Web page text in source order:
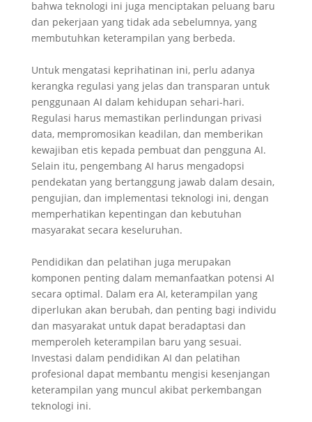
bahwa teknologi ini juga menciptakan peluang baru
dan pekerjaan yang tidak ada sebelumnya, yang
membutuhkan keterampilan yang berbeda.
Untuk mengatasi keprihatinan ini, perlu adanya
kerangka regulasi yang jelas dan transparan untuk
penggunaan AI dalam kehidupan sehari-hari.
Regulasi harus memastikan perlindungan privasi
data, mempromosikan keadilan, dan memberikan
kewajiban etis kepada pembuat dan pengguna AI.
Selain itu, pengembang AI harus mengadopsi
pendekatan yang bertanggung jawab dalam desain,
pengujian, dan implementasi teknologi ini, dengan
memperhatikan kepentingan dan kebutuhan
masyarakat secara keseluruhan.
Pendidikan dan pelatihan juga merupakan
komponen penting dalam memanfaatkan potensi AI
secara optimal. Dalam era AI, keterampilan yang
diperlukan akan berubah, dan penting bagi individu
dan masyarakat untuk dapat beradaptasi dan
memperoleh keterampilan baru yang sesuai.
Investasi dalam pendidikan AI dan pelatihan
profesional dapat membantu mengisi kesenjangan
keterampilan yang muncul akibat perkembangan
teknologi ini.